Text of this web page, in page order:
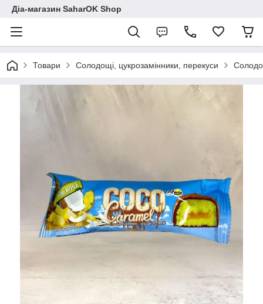
Діа-магазин SaharOK Shop
Товари Солодощі, цукрозамінники, перекуси